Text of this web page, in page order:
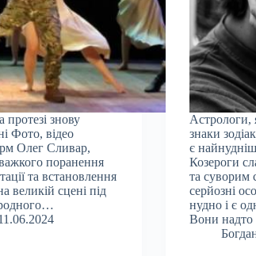
знову
Фото, відео
Олег Сливар,
поранення
та встановлення
великій сцені під
Астрологи,
знаки
є
Козероги
та суворим
серйозні
нудно і є
Вони надто